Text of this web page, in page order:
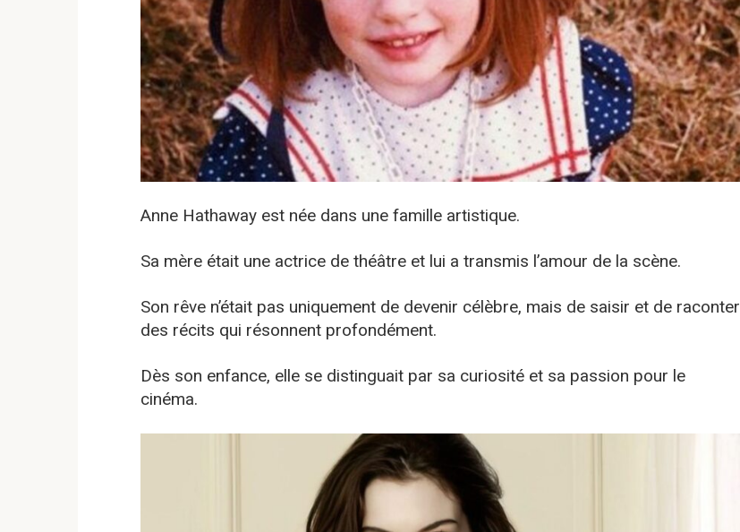
Anne Hathaway est née dans une famille artistique.
Sa mère était une actrice de théâtre et lui a transmis l’amour de la scène.
Son rêve n’était pas uniquement de devenir célèbre, mais de saisir et de raconter
des récits qui résonnent profondément.
Dès son enfance, elle se distinguait par sa curiosité et sa passion pour le
cinéma.